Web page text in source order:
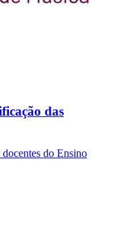
das
do Ensino